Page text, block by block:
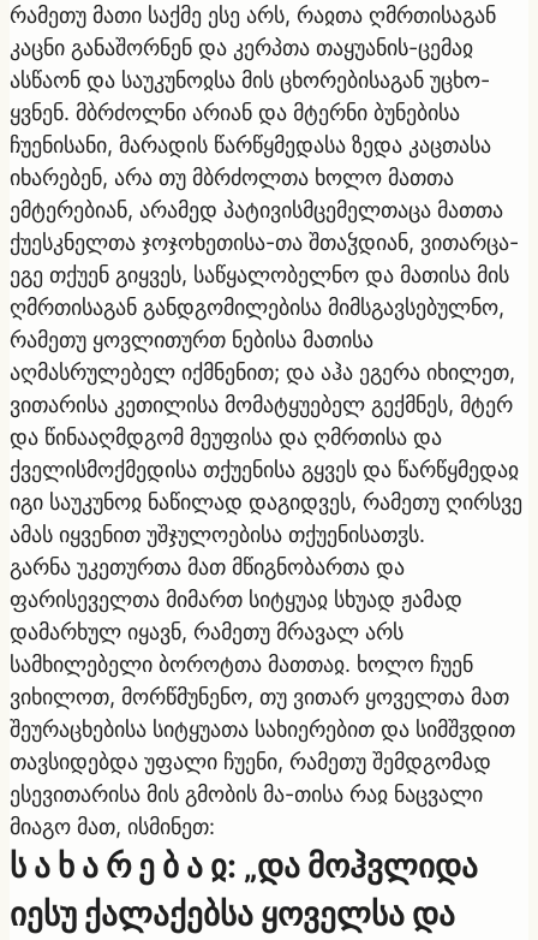
რამეთუ მათი საქმე ესე არს, რაჲთა ღმრთისაგან
კაცნი განაშორნენ და კერპთა თაყუანის-ცემაჲ
ასწაონ და საუკუნოჲსა მის ცხორებისაგან უცხო-
ყვნენ. მბრძოლნი არიან და მტერნი ბუნებისა
ჩუენისანი, მარადის წარწყმედასა ზედა კაცთასა
იხარებენ, არა თუ მბრძოლთა ხოლო მათთა
ემტერებიან, არამედ პატივისმცემელთაცა მათთა
ქუესკნელთა ჯოჯოხეთისა-თა შთაჴდიან, ვითარცა-
ეგე თქუენ გიყვეს, საწყალობელნო და მათისა მის
ღმრთისაგან განდგომილებისა მიმსგავსებულნო,
რამეთუ ყოვლითურთ ნებისა მათისა
აღმასრულებელ იქმნენით; და აჰა ეგერა იხილეთ,
ვითარისა კეთილისა მომატყუებელ გექმნეს, მტერ
და წინააღმდგომ მეუფისა და ღმრთისა და
ქველისმოქმედისა თქუენისა გყვეს და წარწყმედაჲ
იგი საუკუნოჲ ნაწილად დაგიდვეს, რამეთუ ღირსვე
ამას იყვენით უშჯულოებისა თქუენისათჳს.
გარნა უკეთურთა მათ მწიგნობართა და
ფარისეველთა მიმართ სიტყუაჲ სხუად ჟამად
დამარხულ იყავნ, რამეთუ მრავალ არს
სამხილებელი ბოროტთა მათთაჲ. ხოლო ჩუენ
ვიხილოთ, მორწმუნენო, თუ ვითარ ყოველთა მათ
შეურაცხებისა სიტყუათა სახიერებით და სიმშჳდით
თავსიდებდა უფალი ჩუენი, რამეთუ შემდგომად
ესევითარისა მის გმობის მა-თისა რაჲ ნაცვალი
მიაგო მათ, ისმინეთ:
ს ა ხ ა რ ე ბ ა ჲ: „და მოჰვლიდა
იესუ ქალაქებსა ყოველსა და